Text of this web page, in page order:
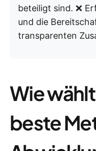
beteiligt sind. ❌
und die
transparenten
Wie
beste